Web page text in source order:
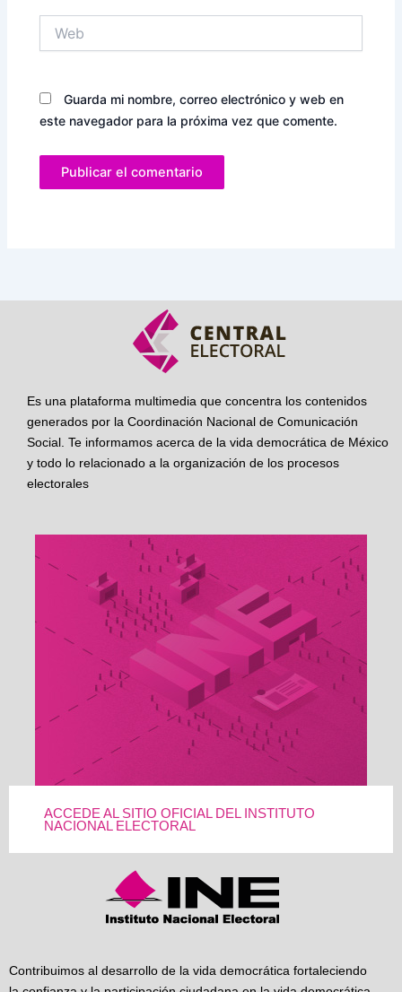
Guarda mi nombre, correo electrónico y web en
este navegador para la próxima vez que comente.
Es una plataforma multimedia que concentra los contenidos
generados por la Coordinación Nacional de Comunicación
Social. Te informamos acerca de la vida democrática de México
y todo lo relacionado a la organización de los procesos
electorales
ACCEDE AL SITIO OFICIAL DEL INSTITUTO
NACIONAL ELECTORAL
Contribuimos al desarrollo de la vida democrática fortaleciendo